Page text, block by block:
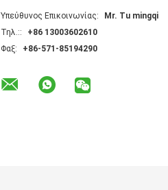
Υπεύθυνος Επικοινωνίας:
Mr. Tu mingqi
Τηλ.::
+86 13003602610
Φαξ:
+86-571-85194290